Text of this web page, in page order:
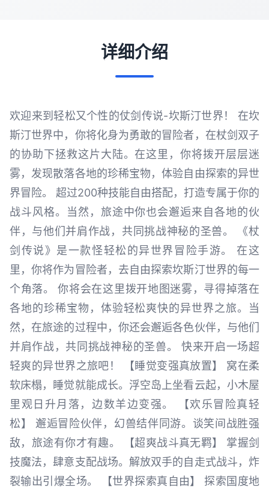
详细介绍
欢迎来到轻松又个性的仗剑传说-坎斯汀世界！ 在坎
斯汀世界中，你将化身为勇敢的冒险者，在杖剑双子
的协助下拯救这片大陆。在这里，你将拨开层层迷
雾，发现散落各地的珍稀宝物，体验自由探索的异世
界冒险。 超过200种技能自由搭配，打造专属于你的
战斗风格。当然，旅途中你也会邂逅来自各地的伙
伴，与他们并肩作战，共同挑战神秘的圣兽。 《杖
剑传说》是一款怪轻松的异世界冒险手游。 在这
里，你将作为冒险者，去自由探索坎斯汀世界的每一
个角落。 你将会在这里拨开地图迷雾，寻得掉落在
各地的珍稀宝物，体验轻松爽快的异世界之旅。当
然，在旅途的过程中，你还会邂逅各色伙伴，与他们
并肩作战，共同挑战神秘的圣兽。 快来开启一场超
轻爽的异世界之旅吧！ 【睡觉变强真放置】 窝在柔
软床榻，睡觉就能成长。浮空岛上坐看云起，小木屋
里观日升月落，边数羊边变强。 【欢乐冒险真轻
松】 邂逅冒险伙伴，幻兽结伴同游。谈笑间战胜强
敌，旅途有你才有趣。 【超爽战斗真无羁】 掌握剑
技魔法，肆意支配战场。解放双手的自走式战斗，炸
裂输出引爆全场。 【世界探索真自由】 探索国度地